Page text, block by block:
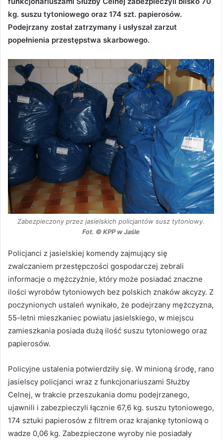
kg. suszu tytoniowego oraz 174 szt. papierosów.
Podejrzany został zatrzymany i usłyszał zarzut
popełnienia przestępstwa skarbowego.
Zabezpieczony przez jasielskich policjantów susz tytoniowy.
Fot. © KPP w Jaśle
Policjanci z jasielskiej komendy zajmujący się
zwalczaniem przestępczości gospodarczej zebrali
informacje o mężczyźnie, który może posiadać znaczne
ilości wyrobów tytoniowych bez polskich znaków akcyzy. Z
poczynionych ustaleń wynikało, że podejrzany mężczyzna,
55-letni mieszkaniec powiatu jasielskiego, w miejscu
zamieszkania posiada dużą ilość suszu tytoniowego oraz
papierosów.
Policyjne ustalenia potwierdziły się. W minioną środę, rano
jasielscy policjanci wraz z funkcjonariuszami Służby
Celnej, w trakcie przeszukania domu podejrzanego,
ujawnili i zabezpieczyli łącznie 67,6 kg. suszu tytoniowego,
174 sztuki papierosów z filtrem oraz krajankę tytoniową o
wadze 0,06 kg. Zabezpieczone wyroby nie posiadały